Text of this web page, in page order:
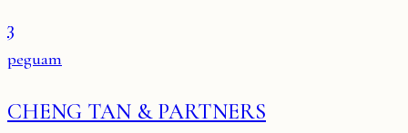
3
peguam
CHENG TAN & PARTNERS